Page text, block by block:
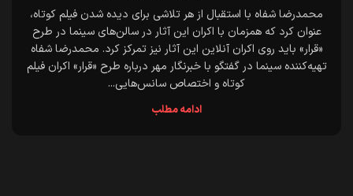
محمدرضا شفاه با استقبال از هر تلاشی برای دیده شدن فیلم کوتاه،
عنوان کرد که همزمان با اکران این آثار در سالن‌های سینما در طرح
«قرار» باید روی اکران آنلاین این آثار نیز تمرکز کرد. محمدرضا شفاه
تهیه‌کننده سینما در گفتگو با خبرنگار مهر درباره طرح «قرار» اکران فیلم
کوتاه و اختصاص سانس‌هایی...
ادامه مطلب